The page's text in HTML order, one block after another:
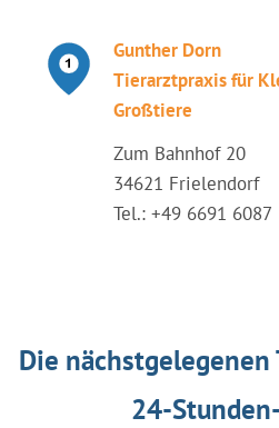
Gunther Dorn
Tierarztpraxis für
Großtiere
Zum Bahnhof 20
34621 Frielendorf
Tel.: +49 6691 6087
Die
24-